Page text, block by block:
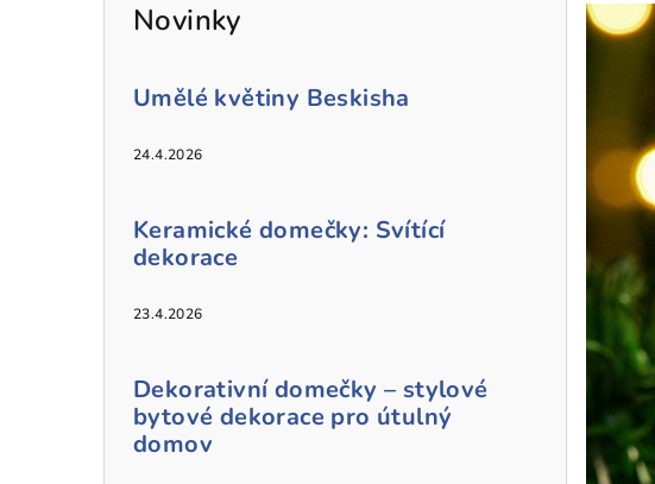
Novinky
Umělé květiny Beskisha
24.4.2026
Keramické domečky: Svítící
dekorace
23.4.2026
Dekorativní domečky – stylové
bytové dekorace pro útulný
domov